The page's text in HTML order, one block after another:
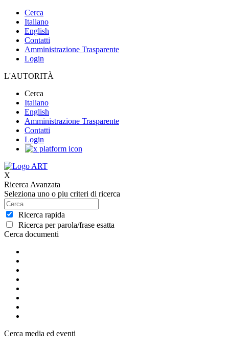
Cerca
Italiano
English
Contatti
Amministrazione Trasparente
Login
L'AUTORITÀ
Cerca
Italiano
English
Amministrazione Trasparente
Contatti
Login
X
Ricerca Avanzata
Seleziona uno o piu criteri di ricerca
Ricerca rapida
Ricerca per parola/frase esatta
Cerca documenti
Cerca media ed eventi